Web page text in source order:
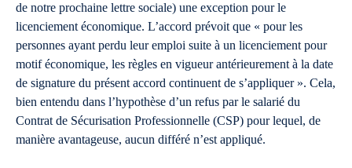
de notre prochaine lettre sociale) une exception pour le
licenciement économique. L’accord prévoit que « pour les
personnes ayant perdu leur emploi suite à un licenciement pour
motif économique, les règles en vigueur antérieurement à la date
de signature du présent accord continuent de s’appliquer ». Cela,
bien entendu dans l’hypothèse d’un refus par le salarié du
Contrat de Sécurisation Professionnelle (CSP) pour lequel, de
manière avantageuse, aucun différé n’est appliqué.